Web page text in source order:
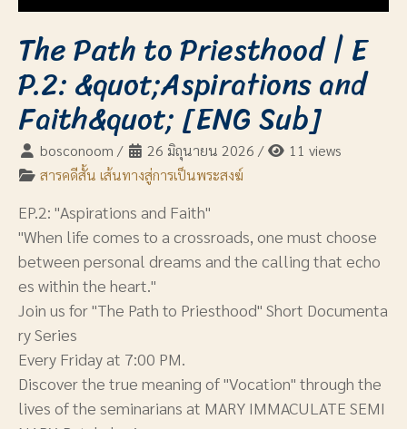
The Path to Priesthood | E
P.2: &quot;Aspirations and
Faith&quot; [ENG Sub]
bosconoom / 26 มิถุนายน 2026 /
11 views
สารคดีสั้น เส้นทางสู่การเป็นพระสงฆ์
EP.2: "Aspirations and Faith"
"When life comes to a crossroads, one must choose
between personal dreams and the calling that echo
es within the heart."
Join us for "The Path to Priesthood" Short Documenta
ry Series
Every Friday at 7:00 PM.
Discover the true meaning of "Vocation" through the
lives of the seminarians at MARY IMMACULATE SEMI